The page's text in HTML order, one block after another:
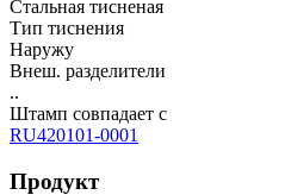
Стальная тисненая
Тип тиснения
Наружу
Внеш. разделители
..
Штамп совпадает с
RU420101-0001
Продукт